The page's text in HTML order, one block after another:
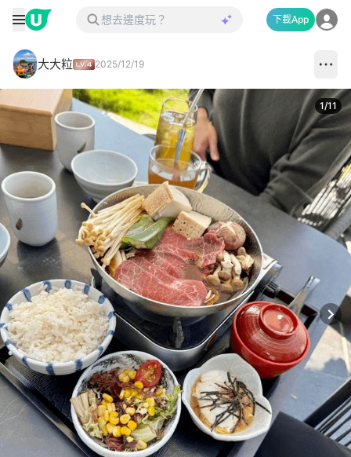
下載App
大大粒 2025/12/19
1/11